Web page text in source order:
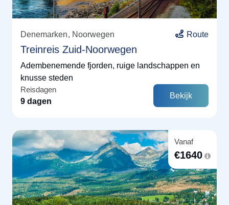
Denemarken Noorwegen Route
Treinreis Zuid-Noorwegen
Adembenemende fjorden, ruige landschappen en
knusse steden
Reisdagen
9 dagen
Bekijk
Vanaf
€1640